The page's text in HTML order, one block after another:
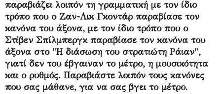
παραβιάζει λοιπόν τη γραμματική με τον ίδιο
τρόπο που ο Ζαν-Λικ Γκοντάρ παραβίασε τον
κανόνα του άξονα, με τον ίδιο τρόπο που ο
Στίβεν Σπίλμπεργκ παραβίασε τον κανόνα του
άξονα στο "Η διάσωση του στρατιώτη Ράιαν",
γιατί δεν του έβγαιναν το μέτρο, η μουσικότητα
και ο ρυθμός. Παραβιάστε λοιπόν τους κανόνες
που σας μάθανε, για να σας βγει το μέτρο.